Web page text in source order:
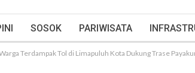
SOSOK PARIWISATA
Terdampak Tol di Limapuluh Kota Dukung Trase